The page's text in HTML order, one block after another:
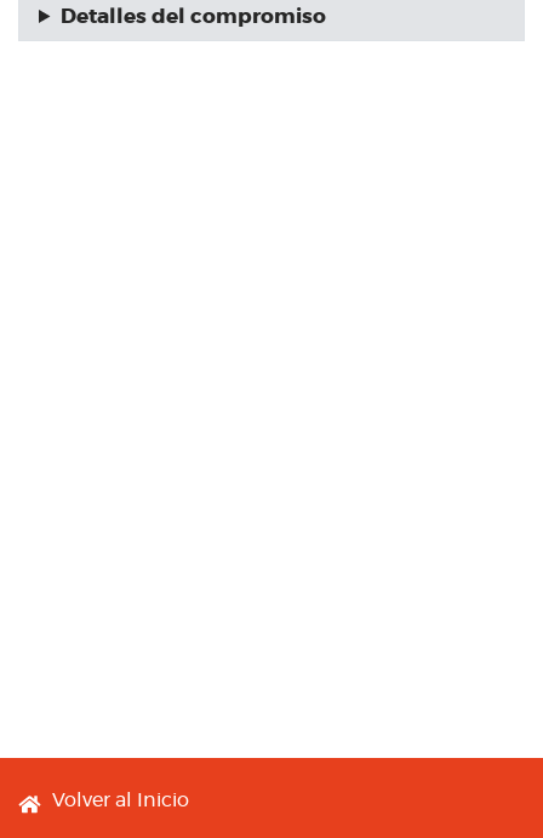
Detalles del compromiso
Footer menu
Volver al Inicio